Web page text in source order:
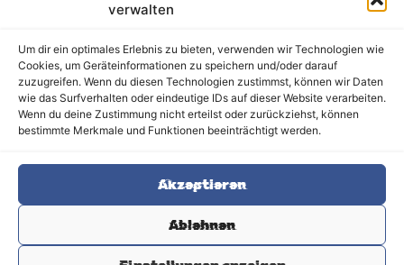
verwalten
Um dir ein optimales Erlebnis zu bieten, verwenden wir Technologien wie
Cookies, um Geräteinformationen zu speichern und/oder darauf
zuzugreifen. Wenn du diesen Technologien zustimmst, können wir Daten
wie das Surfverhalten oder eindeutige IDs auf dieser Website verarbeiten.
Wenn du deine Zustimmung nicht erteilst oder zurückziehst, können
bestimmte Merkmale und Funktionen beeinträchtigt werden.
Akzeptieren
Ablehnen
AGB
Blog
Cookie-Richtlinie (EU)
Datenschutz